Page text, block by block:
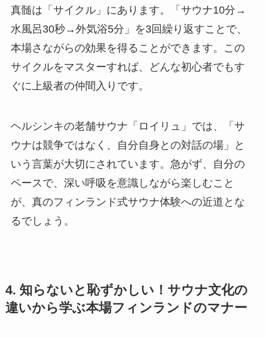
真髄は「サイクル」にあります。「サウナ10分→
水風呂30秒→外気浴5分」を3回繰り返すことで、
本場さながらの効果を得ることができます。この
サイクルをマスターすれば、どんな初心者でもす
ぐに上級者の仲間入りです。
ヘルシンキの老舗サウナ「ロイリュ」では、「サ
ウナは競争ではなく、自分自身との対話の場」と
いう言葉が大切にされています。急がず、自分の
ペースで、深い呼吸を意識しながら楽しむこと
が、真のフィンランド式サウナ体験への近道とな
るでしょう。
4. 知らないと恥ずかしい！サウナ文化の
違いから学ぶ本場フィンランドのマナー